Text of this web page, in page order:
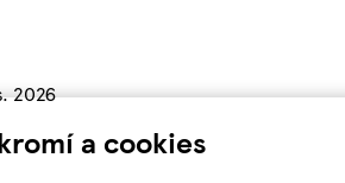
a cookies
2026